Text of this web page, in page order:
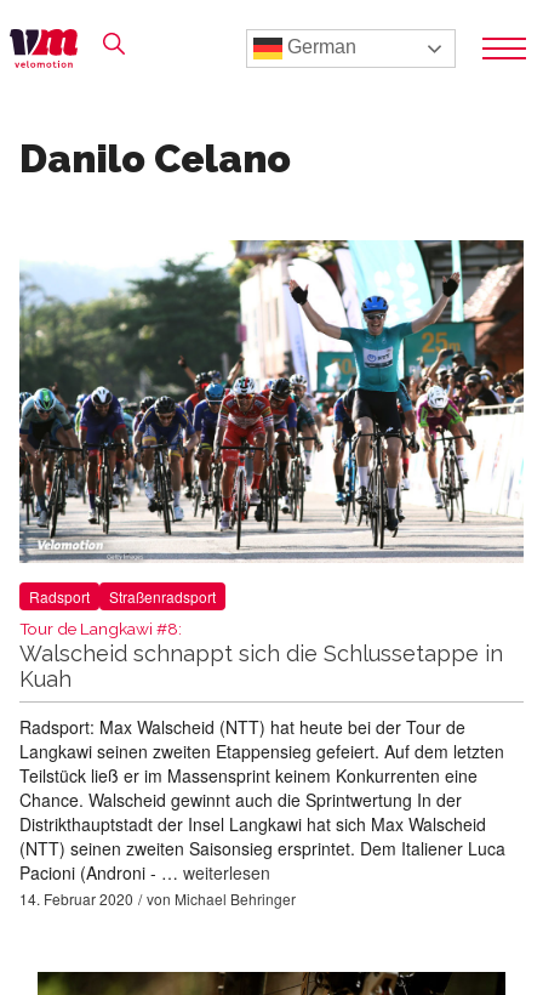
German
Danilo Celano
Radsport Straßenradsport
Tour de Langkawi #8:
Walscheid schnappt sich die Schlussetappe in
Kuah
Radsport: Max Walscheid (NTT) hat heute bei der Tour de
Langkawi seinen zweiten Etappensieg gefeiert. Auf dem letzten
Teilstück ließ er im Massensprint keinem Konkurrenten eine
Chance. Walscheid gewinnt auch die Sprintwertung In der
Distrikthauptstadt der Insel Langkawi hat sich Max Walscheid
(NTT) seinen zweiten Saisonsieg ersprintet. Dem Italiener Luca
Pacioni (Androni - … weiterlesen
14. Februar 2020 von Michael Behringer